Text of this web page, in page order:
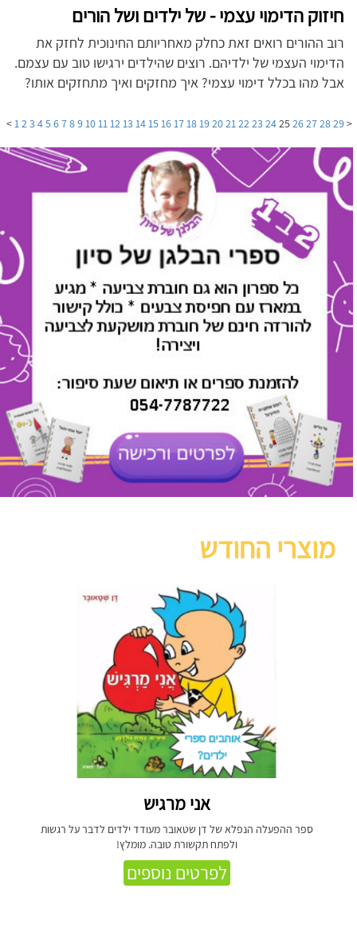
חיזוק הדימוי עצמי - של ילדים ושל הורים
רוב ההורים רואים זאת כחלק מאחריותם החינוכית לחזק את
הדימוי העצמי של ילדיהם. רוצים שהילדים ירגישו טוב עם עצמם.
אבל מהו בכלל דימוי עצמי? איך מחזקים ואיך מתחזקים אותו?
<
1 2 3456789 10 11 12 13 14 15 16 17 18 192021 22 23242526272829
>
מוצרי החודש
אני מרגיש
ספר ההפעלה הנפלא של דן שטאובר מעודד ילדים לדבר על רגשות
ולפתח תקשורת טובה. מומלץ!
לפרטים נוספים